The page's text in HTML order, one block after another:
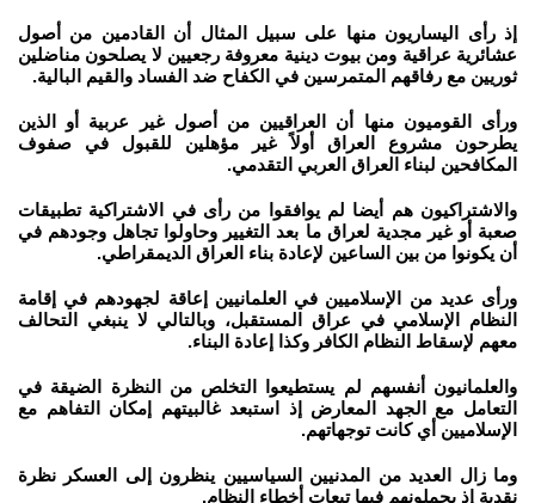
إذ رأى اليساريون منها على سبيل المثال أن القادمين من أصول
عشائرية عراقية ومن بيوت دينية معروفة رجعيين لا يصلحون مناضلين
ثوريين مع رفاقهم المتمرسين في الكفاح ضد الفساد والقيم البالية.
ورأى القوميون منها أن العراقيين من أصول غير عربية أو الذين
يطرحون مشروع العراق أولاً غير مؤهلين للقبول في صفوف
المكافحين لبناء العراق العربي التقدمي.
والاشتراكيون هم أيضا لم يوافقوا من رأى في الاشتراكية تطبيقات
صعبة أو غير مجدية لعراق ما بعد التغيير وحاولوا تجاهل وجودهم في
أن يكونوا من بين الساعين لإعادة بناء العراق الديمقراطي.
ورأى عديد من الإسلاميين في العلمانيين إعاقة لجهودهم في إقامة
النظام الإسلامي في عراق المستقبل، وبالتالي لا ينبغي التحالف
معهم لإسقاط النظام الكافر وكذا إعادة البناء.
والعلمانيون أنفسهم لم يستطيعوا التخلص من النظرة الضيقة في
التعامل مع الجهد المعارض إذ استبعد غالبيتهم إمكان التفاهم مع
الإسلاميين أي كانت توجهاتهم.
وما زال العديد من المدنيين السياسيين ينظرون إلى العسكر نظرة
نقدية إذ يحملونهم فيها تبعات أخطاء النظام.